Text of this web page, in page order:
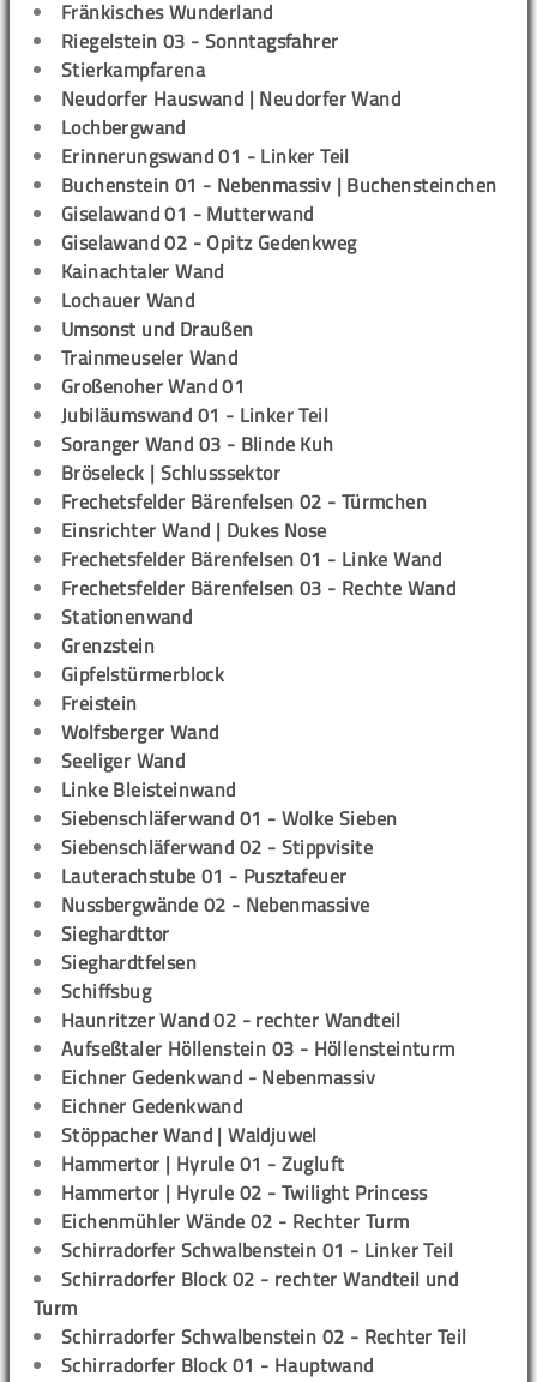
Fränkisches Wunderland
Riegelstein 03 - Sonntagsfahrer
Stierkampfarena
Neudorfer Hauswand | Neudorfer Wand
Lochbergwand
Erinnerungswand 01 - Linker Teil
Buchenstein 01 - Nebenmassiv | Buchensteinchen
Giselawand 01 - Mutterwand
Giselawand 02 - Opitz Gedenkweg
Kainachtaler Wand
Lochauer Wand
Umsonst und Draußen
Trainmeuseler Wand
Großenoher Wand 01
Jubiläumswand 01 - Linker Teil
Soranger Wand 03 - Blinde Kuh
Bröseleck | Schlusssektor
Frechetsfelder Bärenfelsen 02 - Türmchen
Einsrichter Wand | Dukes Nose
Frechetsfelder Bärenfelsen 01 - Linke Wand
Frechetsfelder Bärenfelsen 03 - Rechte Wand
Stationenwand
Grenzstein
Gipfelstürmerblock
Freistein
Wolfsberger Wand
Seeliger Wand
Linke Bleisteinwand
Siebenschläferwand 01 - Wolke Sieben
Siebenschläferwand 02 - Stippvisite
Lauterachstube 01 - Pusztafeuer
Nussbergwände 02 - Nebenmassive
Sieghardttor
Sieghardtfelsen
Schiffsbug
Haunritzer Wand 02 - rechter Wandteil
Aufseßtaler Höllenstein 03 - Höllensteinturm
Eichner Gedenkwand - Nebenmassiv
Eichner Gedenkwand
Stöppacher Wand | Waldjuwel
Hammertor | Hyrule 01 - Zugluft
Hammertor | Hyrule 02 - Twilight Princess
Eichenmühler Wände 02 - Rechter Turm
Schirradorfer Schwalbenstein 01 - Linker Teil
Schirradorfer Block 02 - rechter Wandteil und
Turm
Schirradorfer Schwalbenstein 02 - Rechter Teil
Schirradorfer Block 01 - Hauptwand